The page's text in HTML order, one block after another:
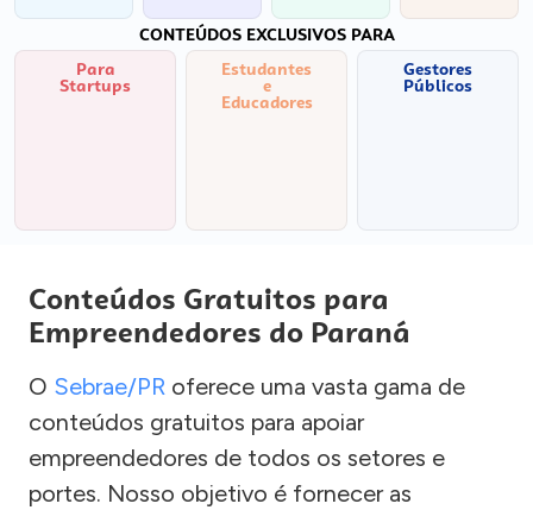
CONTEÚDOS EXCLUSIVOS PARA
Para
Startups
Estudantes
e
Educadores
Gestores
Públicos
Conteúdos Gratuitos para
Empreendedores do Paraná
O Sebrae/PR oferece uma vasta gama de
conteúdos gratuitos para apoiar
empreendedores de todos os setores e
portes. Nosso objetivo é fornecer as